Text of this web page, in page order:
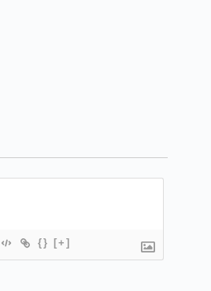
{} [+]